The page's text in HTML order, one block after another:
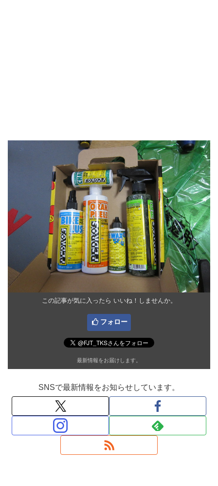
この記事が気に入ったら いいね！しませんか。
フォロー
最新情報をお届けします。
SNSで最新情報をお知らせしています。